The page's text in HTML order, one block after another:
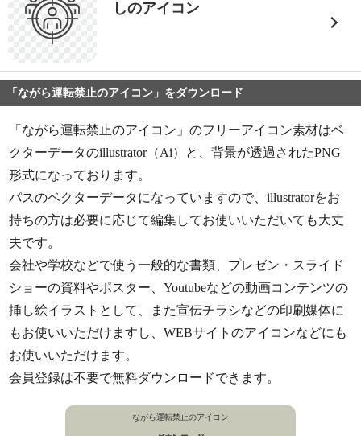
しのアイコン
「ながら運転禁止のアイコン」をダウンロード
「ながら運転禁止のアイコン」のフリーアイコン素材はベ
クターデータのillustrator（Ai）と、背景が透過されたPNG
形式になっております。
パスのベクターデータになっていますので、illustratorをお
持ちの方は必要に応じて編集してお使いいただいても大丈
夫です。
会社や学校などで使う一般的な書類、プレゼン・スライド
ショーの資料やポスター、Youtubeなどの動画コンテンツの
挿し絵イラストとして、また宣伝チラシなどの印刷媒体に
もお使いいただけますし、WEBサイトのアイコンなどにも
お使いいただけます。
会員登録は不要で無料ダウンロードできます。
ながら運転禁止のアイコン